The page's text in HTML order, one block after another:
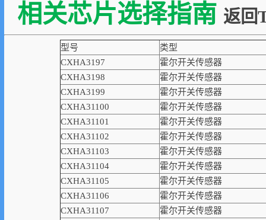
相关芯片选择指南 返回
型号
类型
CXHA3197
霍尔开关传感器
CXHA3198
霍尔开关传感器
CXHA3199
霍尔开关传感器
CXHA31100
霍尔开关传感器
CXHA31101
霍尔开关传感器
CXHA31102
霍尔开关传感器
CXHA31103
霍尔开关传感器
CXHA31104
霍尔开关传感器
CXHA31105
霍尔开关传感器
CXHA31106
霍尔开关传感器
CXHA31107
霍尔开关传感器